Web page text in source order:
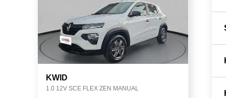
KWID
1.0 12V SCE FLEX ZEN MANUAL